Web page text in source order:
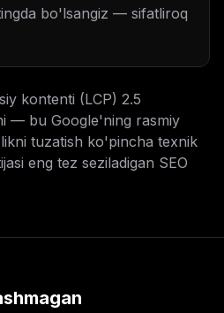
bo'lsangiz — sifatliroq
kontenti (LCP) 2.5
— bu Google'ning rasmiy
tuzatish ko'pincha texnik
eng tez seziladigan SEO